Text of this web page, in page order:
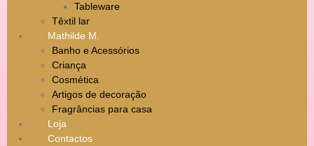
Tableware
Têxtil lar
Mathilde M.
Banho e Acessórios
Criança
Cosmética
Artigos de decoração
Fragrâncias para casa
Loja
Contactos